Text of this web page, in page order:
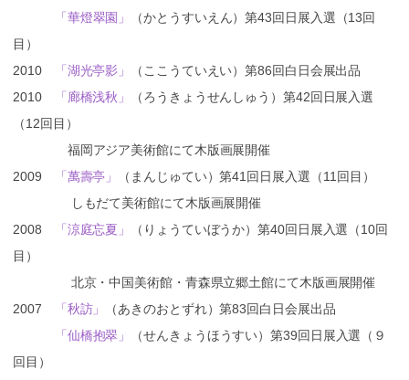
「華燈翠園」
（かとうすいえん）第43回日展入選（13回
目）
2010
「湖光亭影」
（ここうていえい）第86回白日会展出品
2010
「廊橋浅秋」
（ろうきょうせんしゅう）第42回日展入選
（12回目）
福岡アジア美術館にて木版画展開催
2009
「萬壽亭」
（まんじゅてい）第41回日展入選（11回目）
しもだて美術館にて木版画展開催
2008
「涼庭忘夏」
（りょうていぼうか）第40回日展入選（10回
目）
北京・中国美術館・青森県立郷土館にて木版画展開催
2007
「秋訪」
（あきのおとずれ）第83回白日会展出品
「仙橋抱翠」
（せんきょうほうすい）第39回日展入選（９
回目）